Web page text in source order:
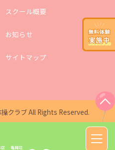
toggle
スクール概要
お知らせ
サイトマップ
クラブAll Rights Reserved.